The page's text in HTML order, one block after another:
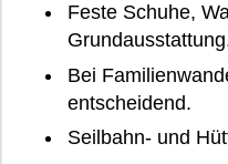
Feste Schuhe,
Bei
entscheidend.
Seilbahn- und